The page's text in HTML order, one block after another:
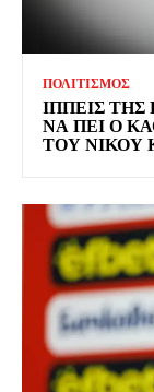
ΠΟΛΙΤΙΣΜΟΣ
ΙΠΠΕΙΣ
ΝΑ ΠΕΙ Ο
ΤΟΥ ΝΙΚΟΥ